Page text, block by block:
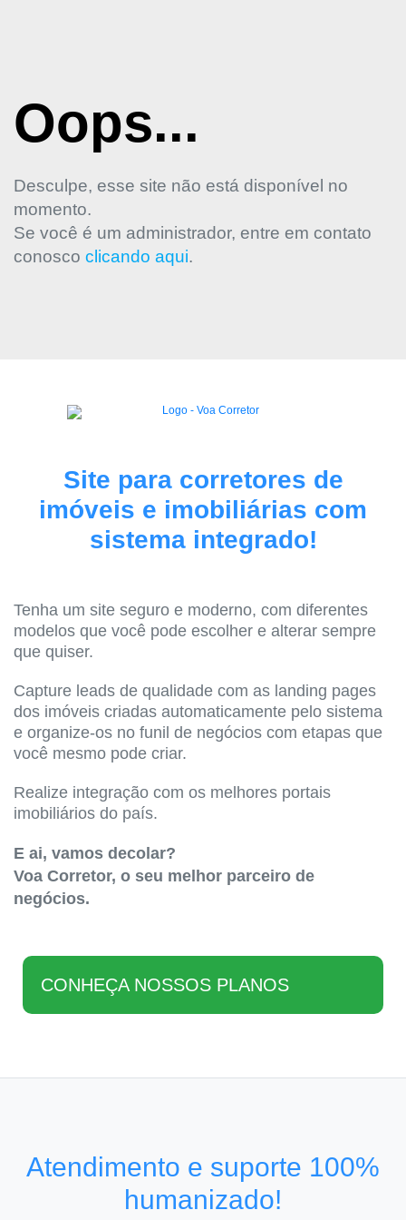
Oops...
Desculpe, esse site não está disponível no
momento.
Se você é um administrador, entre em contato
conosco clicando aqui.
Site para corretores de
imóveis e imobiliárias com
sistema integrado!
Tenha um site seguro e moderno, com diferentes
modelos que você pode escolher e alterar sempre
que quiser.
Capture leads de qualidade com as landing pages
dos imóveis criadas automaticamente pelo sistema
e organize-os no funil de negócios com etapas que
você mesmo pode criar.
Realize integração com os melhores portais
imobiliários do país.
E ai, vamos decolar?
Voa Corretor, o seu melhor parceiro de
negócios.
CONHEÇA NOSSOS PLANOS
Atendimento e suporte 100%
humanizado!